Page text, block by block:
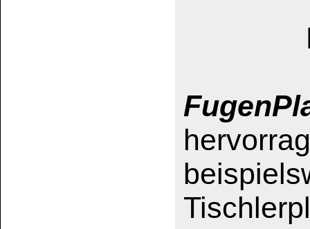
Musterblatt Holzkitt
farblos-neutral
Wachskitt-Stange
Wachskitt-Stangen